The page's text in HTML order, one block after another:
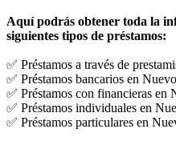
Aquí podrás obtener toda la
siguientes tipos de préstamos:
✅ Préstamos a través de
✅ Préstamos bancarios en
✅ Préstamos con financieras en
✅ Préstamos individuales en
✅ Préstamos particulares en